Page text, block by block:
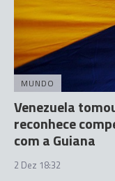
MUNDO
Venezuela
reconhece
com a Guiana
2 Dez 18:32